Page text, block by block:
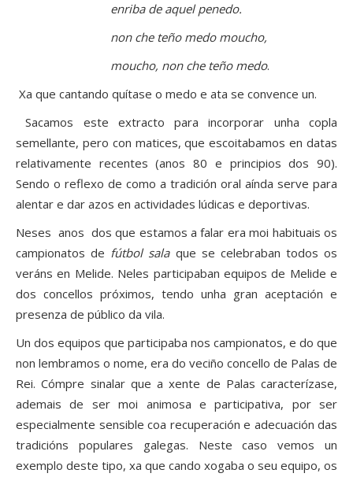
enriba de aquel penedo.
non che teño medo moucho,
moucho, non che teño medo.
Xa que cantando quítase o medo e ata se convence un.
Sacamos este extracto para incorporar unha copla
semellante, pero con matices, que escoitabamos en datas
relativamente recentes (anos 80 e principios dos 90).
Sendo o reflexo de como a tradición oral aínda serve para
alentar e dar azos en actividades lúdicas e deportivas.
Neses anos dos que estamos a falar era moi habituais os
campionatos de fútbol salaque se celebraban todos os
veráns en Melide. Neles participaban equipos de Melide e
dos concellos próximos, tendo unha gran aceptación e
presenza de público da vila.
Un dos equipos que participaba nos campionatos, e do que
non lembramos o nome, era do veciño concello de Palas de
Rei. Cómpre sinalar que a xente de Palas caracterízase,
ademais de ser moi animosa e participativa, por ser
especialmente sensible coa recuperación e adecuación das
tradicións populares galegas. Neste caso vemos un
exemplo deste tipo, xa que cando xogaba o seu equipo, os